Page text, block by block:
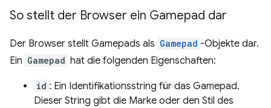
So stellt der Browser ein Gamepad dar
Der Browser stellt Gamepads als Gamepad -Objekte dar.
Ein Gamepad hat die folgenden Eigenschaften:
id : Ein Identifikationsstring für das Gamepad.
Dieser String gibt die Marke oder den Stil des